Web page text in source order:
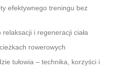
efektywnego treningu bez
i regeneracji ciała
rowerowych
tułowia – technika, korzyści i